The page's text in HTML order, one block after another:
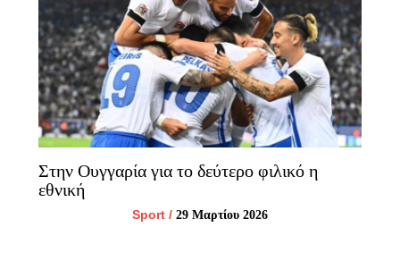
Στην Ουγγαρία για το δεύτερο φιλικό η
εθνική
Sport / 29 Μαρτίου 2026